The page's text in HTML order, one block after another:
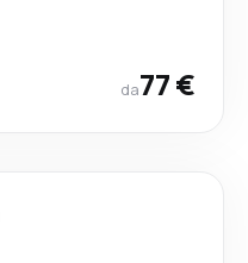
da77 €